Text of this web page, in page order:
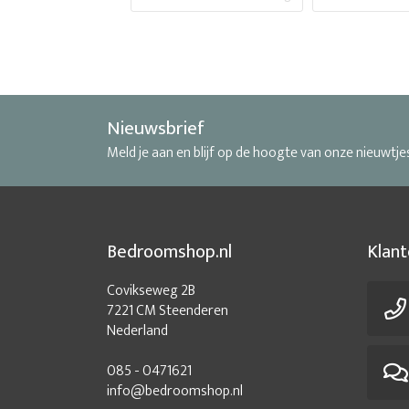
Kantoor design meubelen
Kantoorinrichtingen
Kantoorkast
Kantoormeubels
Kantoormeubels
Kantoorruimte inrichten
Klassieke
Nieuwsbrief
Meld je aan en blijf op de hoogte van onze
Bedroomshop.nl
Covikseweg 2B
7221 CM Steenderen
Nederland
085 - 0471621
info@bedroomshop.nl